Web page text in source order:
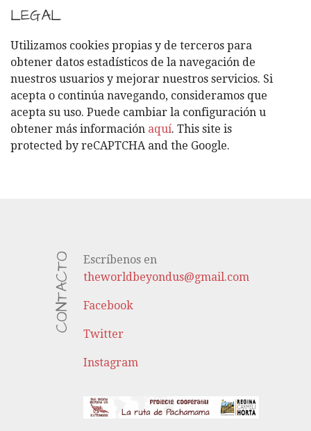
T
E
G
O
R
Í
A
S
LEGAL
Utilizamos cookies propias y de terceros para
obtener datos estadísticos de la navegación de
nuestros usuarios y mejorar nuestros servicios. Si
acepta o continúa navegando, consideramos que
acepta su uso. Puede cambiar la configuración u
obtener más información aquí. This site is
protected by reCAPTCHA and the Google.
CONTACTO
Escríbenos en
theworldbeyondus@gmail.com
Facebook
Twitter
Instagram